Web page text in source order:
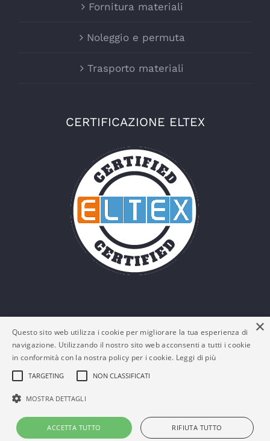
Fornitura materiali
Noleggio e permuta
Trasporto materiali
CERTIFICAZIONE ELTEX
© Eltex Srl - P. IVA: 03161180132 -
×
Questo sito web utilizza i cookie per migliorare la tua esperienza di
navigazione. Utilizzando il nostro sito web acconsenti a tutti i cookie
in conformità con la nostra policy per i cookie. Leggi di più
TARGETING NON CLASSIFICATI
MOSTRA DETTAGLI
ACCETTA TUTTO RIFIUTA TUTTO